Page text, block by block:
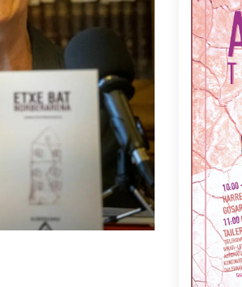
IX. topaketak!
erreportaia
denboraldi